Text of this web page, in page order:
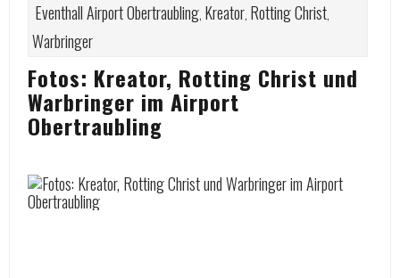
Eventhall Airport Obertraubling, Kreator, Rotting Christ,
Warbringer
Fotos: Kreator, Rotting Christ und
Warbringer im Airport
Obertraubling